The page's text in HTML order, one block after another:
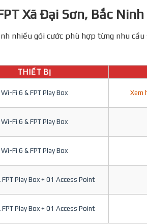
Xã Đại Sơn, Bắc
nhiều gói cước phù hợp từng nhu
THIẾT BỊ
Wi-Fi 6 & FPT Play Box Xem
Wi-Fi 6 & FPT Play Box
Wi-Fi 6 & FPT Play Box
Play Box + 01 Access Point
Play Box + 01 Access Point